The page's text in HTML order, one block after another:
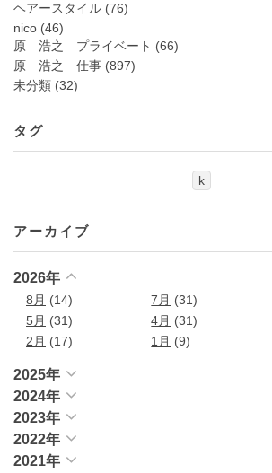
ヘアースタイル (76)
nico (46)
原 浩之 プライベート (66)
原 浩之 仕事 (897)
未分類 (32)
タグ
k
アーカイブ
2026年
8月 (14) 7月 (31)
5月 (31) 4月 (31)
2月 (17) 1月 (9)
2025年
2024年
2023年
2022年
2021年